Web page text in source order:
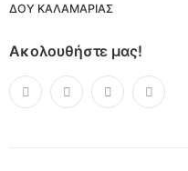
ΔΟΥ ΚΑΛΑΜΑΡΙΑΣ
Ακολουθήστε μας!